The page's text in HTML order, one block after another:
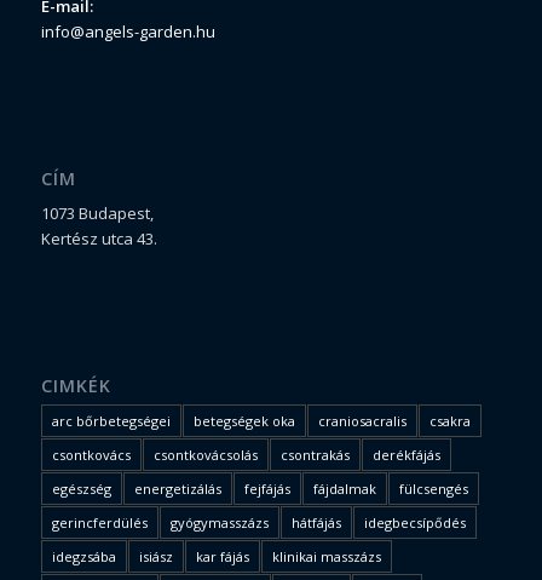
E-mail:
info@angels-garden.hu
CÍM
1073 Budapest,
Kertész utca 43.
CIMKÉK
arc bőrbetegségei betegségek oka craniosacralis
csakra
csontkovács
csontkovácsolás csontrakás
derékfájás
egészség
energetizálás fejfájás fájdalmak
fülcsengés
gerincferdülés
gyógymasszázs hátfájás
idegbecsípődés
idegzsába
isiász kar fájás
klinikai masszázs